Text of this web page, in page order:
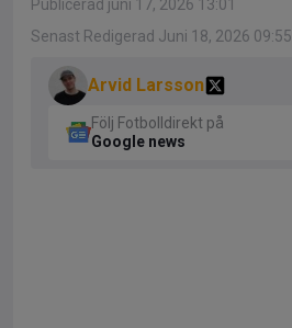
Publicerad juni 17, 2026 13:01
Senast Redigerad Juni 18, 2026 09:55
Arvid Larsson
Följ Fotbolldirekt på
Google news